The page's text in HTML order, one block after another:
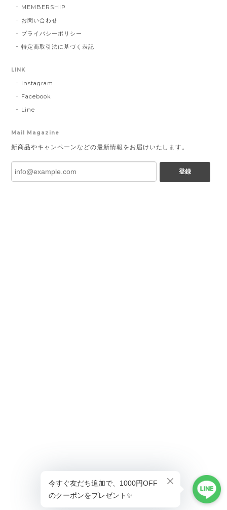
MEMBERSHIP
お問い合わせ
プライバシーポリシー
特定商取引法に基づく表記
LINK
Instagram
Facebook
Line
Mail Magazine
新商品やキャンペーンなどの最新情報をお届けいたします。
登録
ショップに質問する